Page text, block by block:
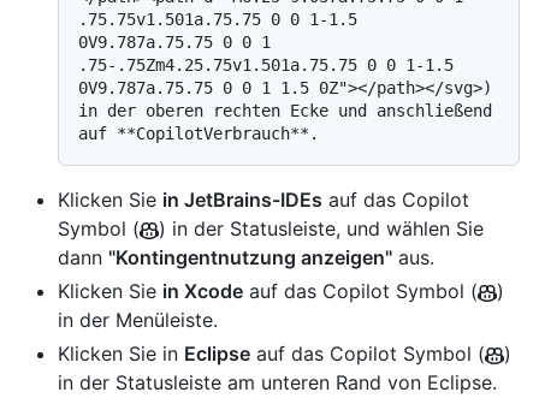
.75.75v1.501a.75.75 0 0 1-1.5
0V9.787a.75.75 0 0 1
.75-.75Zm4.25.75v1.501a.75.75 0 0 1-1.5
0V9.787a.75.75 0 0 1 1.5 0Z"></path></svg>)
in der oberen rechten Ecke und anschließend
Klicken Sie in JetBrains-IDEs auf das Copilot
Symbol (
) in der Statusleiste, und wählen Sie
dann "Kontingentnutzung anzeigen" aus.
Klicken Sie in Xcode auf das Copilot Symbol (
)
in der Menüleiste.
Klicken Sie in Eclipse auf das Copilot Symbol (
)
in der Statusleiste am unteren Rand von Eclipse.